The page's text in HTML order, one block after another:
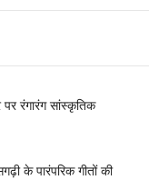
रंगारंग सांस्कृतिक
के पारंपरिक गीतों की